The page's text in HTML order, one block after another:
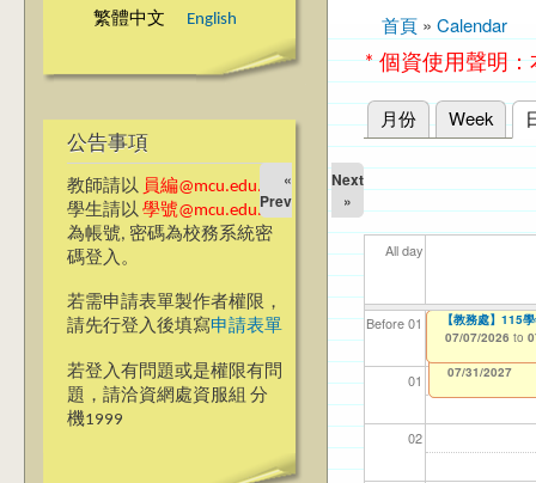
繁體中文 English
公告事項
教師請以 員編@mcu.edu.tw
學生請以 學號@mcu.edu.tw
為帳號, 密碼為校務系統密
碼登入。
若需申請表單製作者權限，
請先行登入後填寫申請表單
若登入有問題或是權限有問
題，請洽資網處資服組 分
機1999
您在這裡
首頁 » Calendar
* 個資使用聲明
主要索引標籤
月份 Week
«
Prev
Next
»
All day
Before 01
01
02
【資網處】
整合系統～表單
12/31/2027
【財務處】工讀
11/12/2021 to
【財務處】漏打
錄
07/31/2027
114
04/
【學
07/
商品
11/
教務
11/
【教學暨學習資
06/23/2026 to
【教務處】115
07/07/2026 to